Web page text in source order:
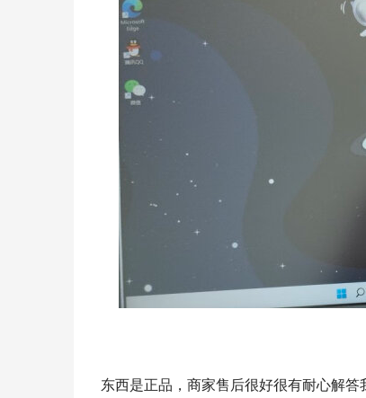
东西是正品，商家售后很好很有耐心解